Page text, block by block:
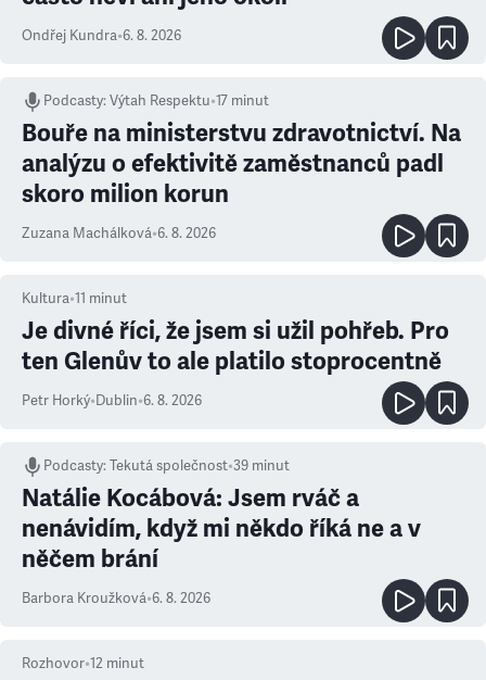
Ondřej Kundra•6. 8. 2026
Podcasty:Výtah Respektu•17 minut
Bouře na ministerstvu zdravotnictví. Na
analýzu o efektivitě zaměstnanců padl
skoro milion korun
Zuzana Machálková•6. 8. 2026
Kultura•11 minut
Je divné říci, že jsem si užil pohřeb. Pro
ten Glenův to ale platilo stoprocentně
Petr Horký•Dublin•6. 8. 2026
Podcasty:Tekutá společnost•39 minut
Natálie Kocábová: Jsem rváč a
nenávidím, když mi někdo říká ne a v
něčem brání
Barbora Kroužková•6. 8. 2026
Rozhovor•12 minut